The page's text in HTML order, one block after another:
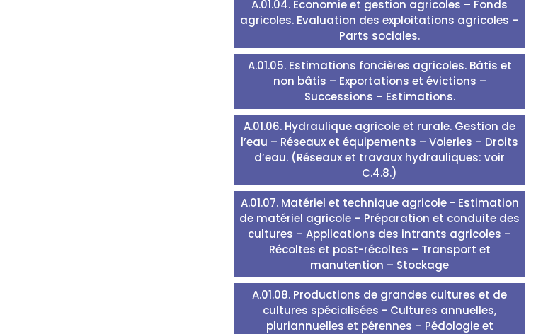
A.01.04. Economie et gestion agricoles – Fonds
agricoles. Evaluation des exploitations agricoles –
Parts sociales.
A.01.05. Estimations foncières agricoles. Bâtis et
non bâtis – Exportations et évictions –
Successions – Estimations.
A.01.06. Hydraulique agricole et rurale. Gestion de
l’eau – Réseaux et équipements – Voieries – Droits
d’eau. (Réseaux et travaux hydrauliques: voir
C.4.8.)
A.01.07. Matériel et technique agricole - Estimation
de matériel agricole – Préparation et conduite des
cultures – Applications des intrants agricoles –
Récoltes et post-récoltes – Transport et
manutention – Stockage
A.01.08. Productions de grandes cultures et de
cultures spécialisées - Cultures annuelles,
pluriannuelles et pérennes – Pédologie et